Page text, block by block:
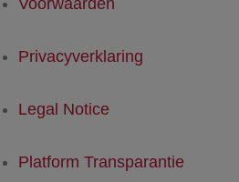
Privacyverklaring
Legal Notice
Platform Transparantie